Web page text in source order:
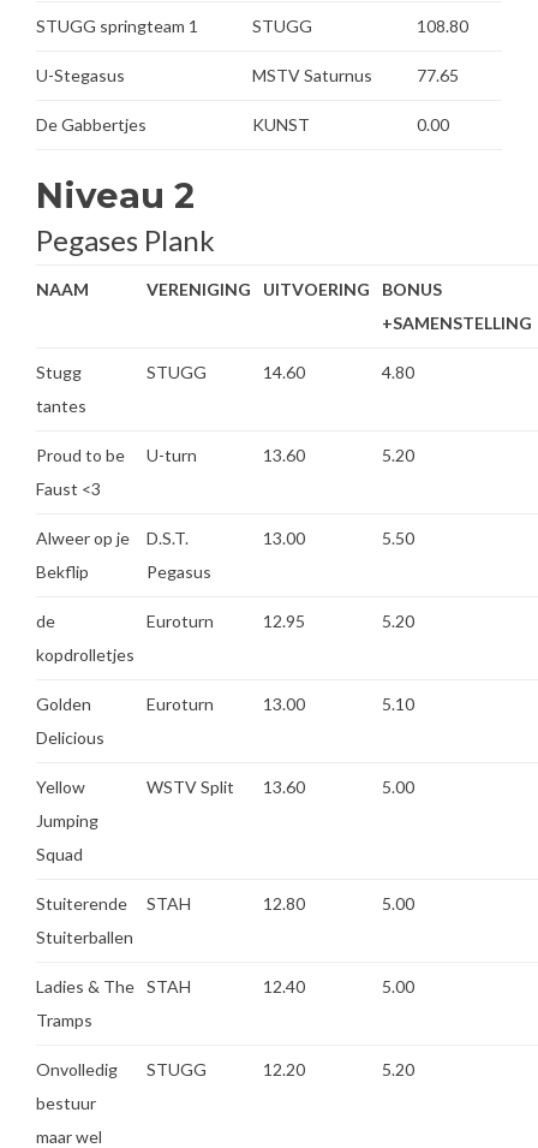
STUGG springteam 1 STUGG 108.80
U-Stegasus MSTV Saturnus 77.65
De Gabbertjes KUNST 0.00
Niveau 2
Pegases Plank
NAAM VERENIGING UITVOERING
BONUS
+SAMENSTELLING
Stugg
tantes
STUGG 14.60 4.80
Proud to be
Faust <3
U-turn 13.60 5.20
Alweer op je
Bekflip
D.S.T.
Pegasus
13.00 5.50
de
kopdrolletjes
Euroturn 12.95 5.20
Golden
Delicious
Euroturn 13.00 5.10
Yellow
Jumping
Squad
WSTV Split 13.60 5.00
Stuiterende
Stuiterballen
STAH 12.80 5.00
Ladies & The
Tramps
STAH 12.40 5.00
Onvolledig
bestuur
maar wel
STUGG 12.20 5.20